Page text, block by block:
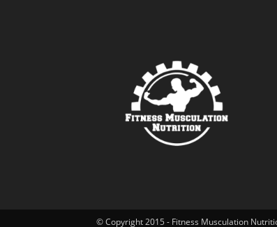
© Copyright 2015 - Fitness Musculation